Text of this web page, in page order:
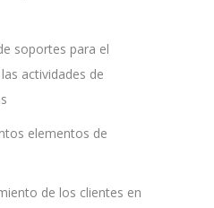
soportes para el
actividades de
elementos de
de los clientes en